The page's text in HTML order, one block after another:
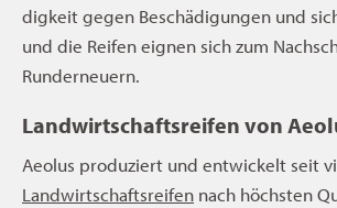
digkeit gegen Beschädigungen und
und die Reifen eignen sich zum
Runderneuern.
Landwirtschaftsreifen von
Aeolus produziert und entwickelt seit
Landwirtschaftsreifen nach höchsten